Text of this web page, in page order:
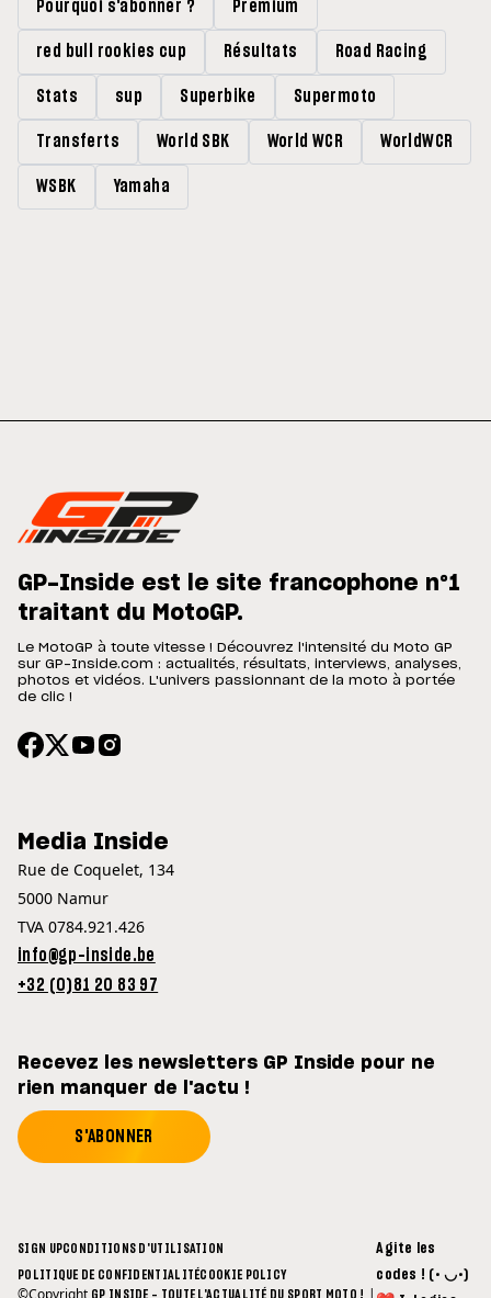
Pourquoi s'abonner ? Premium
red bull rookies cup Résultats Road Racing
Stats sup Superbike Supermoto
Transferts World SBK World WCR WorldWCR
WSBK Yamaha
GP-Inside est le site francophone n°1
traitant du MotoGP.
Le MotoGP à toute vitesse ! Découvrez l'intensité du Moto GP
sur GP-Inside.com : actualités, résultats, interviews, analyses,
photos et vidéos. L'univers passionnant de la moto à portée
de clic !
Media Inside
Rue de Coquelet, 134
5000 Namur
TVA 0784.921.426
info@gp-inside.be
+32 (0)81 20 83 97
Recevez les newsletters GP Inside pour ne
rien manquer de l'actu !
S'ABONNER
SIGN UPCONDITIONS D'UTILISATION
POLITIQUE DE CONFIDENTIALITÉCOOKIE POLICY
GP INSIDE - TOUTE L'ACTUALITÉ DU SPORT MOTO !
Agite les
codes ! (• ◡•)